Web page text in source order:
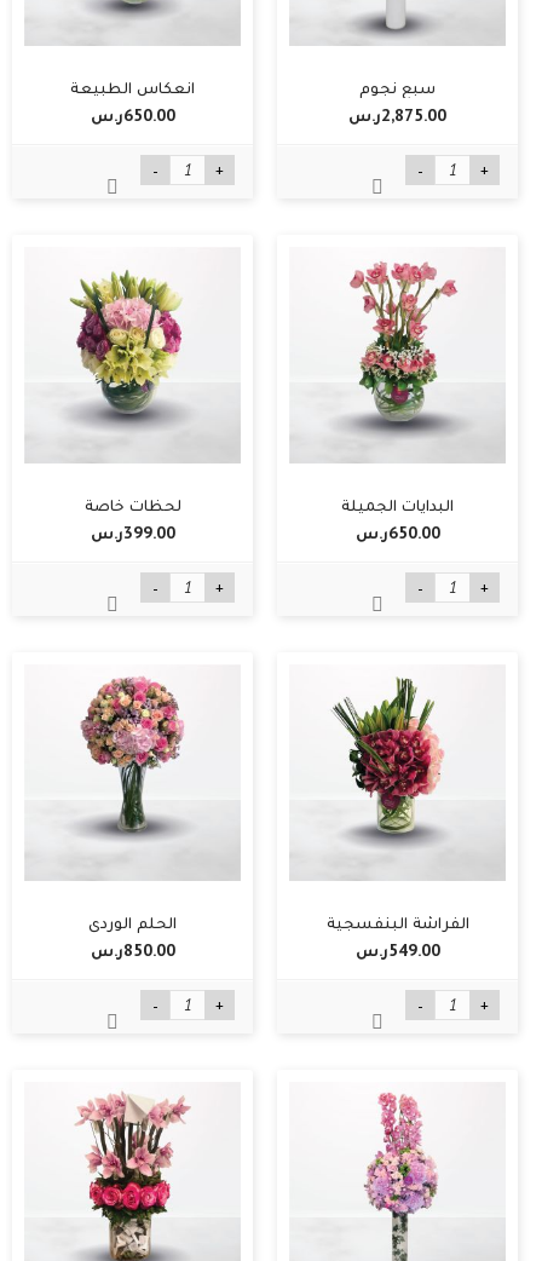
سبع نجوم
2,875.00ر.س‏
- +
انعكاس الطبيعة
650.00ر.س‏
- +
البدايات الجميلة
650.00ر.س‏
- +
لحظات خاصة
399.00ر.س‏
- +
الفراشة البنفسجية
549.00ر.س‏
- +
الحلم الوردي
850.00ر.س‏
- +